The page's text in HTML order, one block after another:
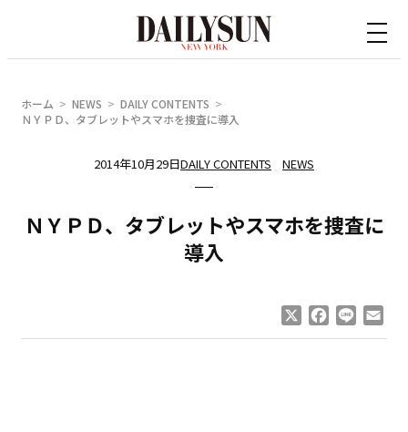
ホーム NEWS
DAILY CONTENTS
ＮＹＰＤ、タブレットやスマホを捜査に導入
2014年10月29日DAILY CONTENTS NEWS
ＮＹＰＤ、タブレットやスマホを捜査に
導入
Facebook
Line